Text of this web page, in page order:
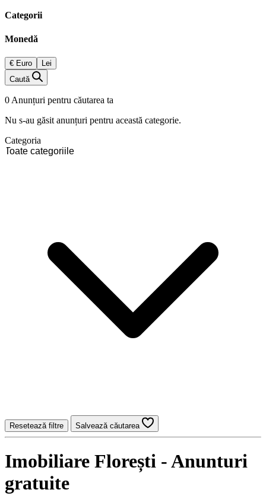
Categorii
Monedă
€ Euro
Lei
Caută
0 Anunțuri pentru căutarea ta
Nu s-au găsit anunțuri pentru această categorie.
Categoria
Resetează filtre Salvează căutarea
Imobiliare Florești - Anunturi
gratuite